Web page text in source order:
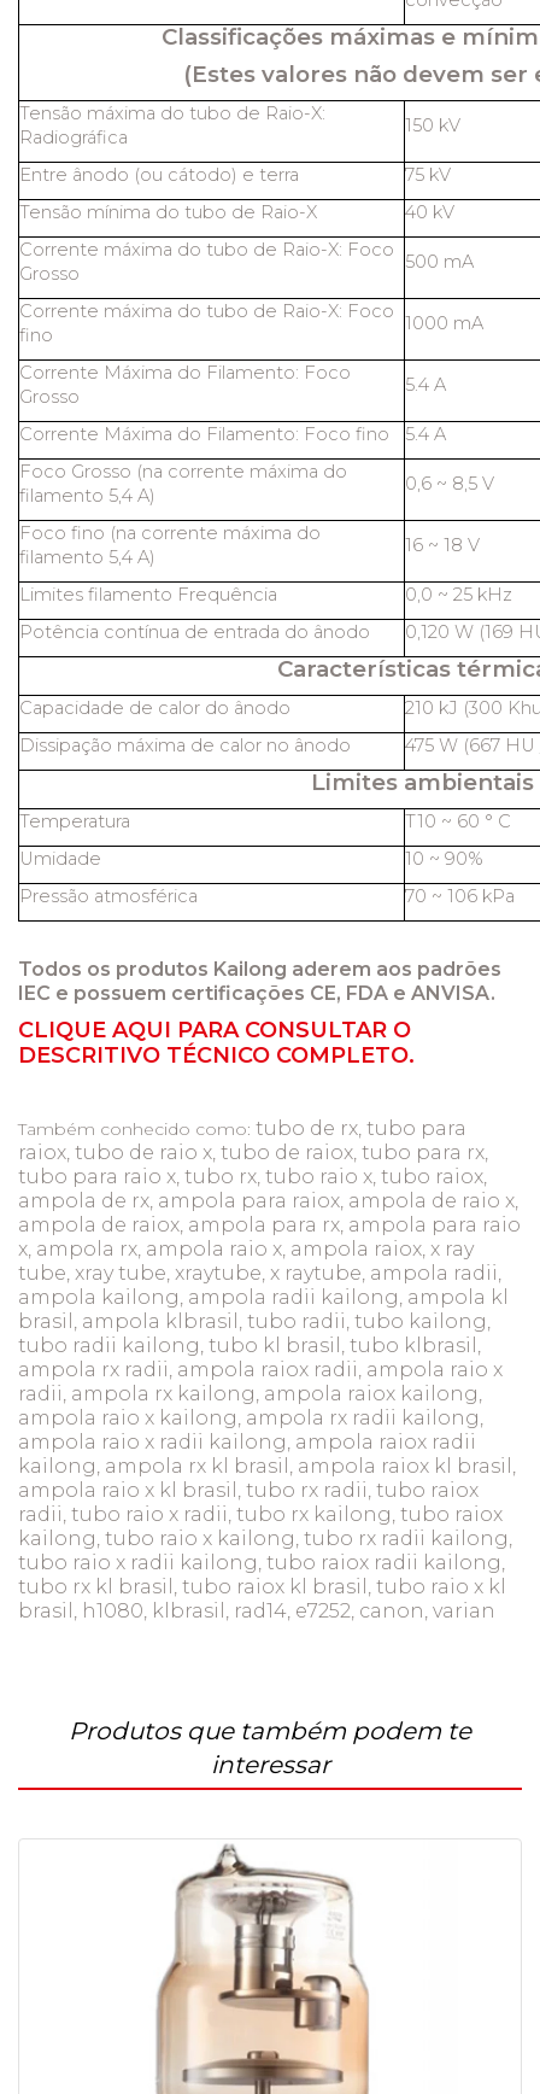
Classificações máximas e
(Estes valores não devem ser
Tensão máxima do tubo de Raio-X:
Radiográfica
150 kV
Entre ânodo (ou cátodo) e terra
75 kV
Tensão mínima do tubo de Raio-X
40 kV
Corrente máxima do tubo de Raio-X: Foco
Grosso
500 mA
Corrente máxima do tubo de Raio-X: Foco
fino
1000 mA
Corrente Máxima do Filamento: Foco
Grosso
5.4 A
Corrente Máxima do Filamento: Foco fino
5.4 A
Foco Grosso (na corrente máxima do
filamento 5,4 A)
0,6 ~ 8,5 V
Foco fino (na corrente máxima do
filamento 5,4 A)
16 ~ 18 V
Limites filamento Frequência
0,0 ~ 25 kHz
Potência contínua de entrada do ânodo
0,120 W (169
Características
Capacidade de calor do ânodo
210 kJ (300
Dissipação máxima de calor no ânodo
475 W (667 HU
Limites ambientais
Temperatura
T10 ~ 60 ° C
Umidade
10 ~ 90%
Pressão atmosférica
70 ~ 106 kPa
Todos os produtos Kailong aderem aos padrões
IEC e possuem certificações CE, FDA e ANVISA.
CLIQUE AQUI PARA CONSULTAR O
DESCRITIVO TÉCNICO COMPLETO.
Também conhecido como: tubo de rx, tubo para
raiox, tubo de raio x, tubo de raiox, tubo para rx,
tubo para raio x, tubo rx, tubo raio x, tubo raiox,
ampola de rx, ampola para raiox, ampola de raio x,
ampola de raiox, ampola para rx, ampola para raio
x, ampola rx, ampola raio x, ampola raiox, x ray
tube, xray tube, xraytube, x raytube, ampola radii,
ampola kailong, ampola radii kailong, ampola kl
brasil, ampola klbrasil, tubo radii, tubo kailong,
tubo radii kailong, tubo kl brasil, tubo klbrasil,
ampola rx radii, ampola raiox radii, ampola raio x
radii, ampola rx kailong, ampola raiox kailong,
ampola raio x kailong, ampola rx radii kailong,
ampola raio x radii kailong, ampola raiox radii
kailong, ampola rx kl brasil, ampola raiox kl brasil,
ampola raio x kl brasil, tubo rx radii, tubo raiox
radii, tubo raio x radii, tubo rx kailong, tubo raiox
kailong, tubo raio x kailong, tubo rx radii kailong,
tubo raio x radii kailong, tubo raiox radii kailong,
tubo rx kl brasil, tubo raiox kl brasil, tubo raio x kl
brasil, h1080, klbrasil, rad14, e7252, canon, varian
Produtos que também podem te
interessar